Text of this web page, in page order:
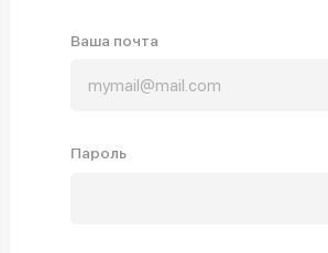
Ваша почта
Пароль